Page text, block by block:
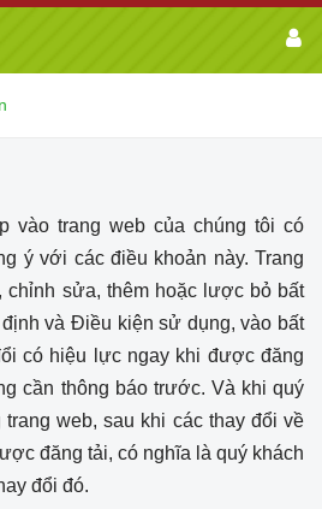
vào trang web của chúng tôi có
ý với các điều khoản này. Trang
chỉnh sửa, thêm hoặc lược bỏ bất
và Điều kiện sử dụng, vào bất
có hiệu lực ngay khi được đăng
cần thông báo trước. Và khi quý
web, sau khi các thay đổi về
đăng tải, có nghĩa là quý khách
đổi đó.